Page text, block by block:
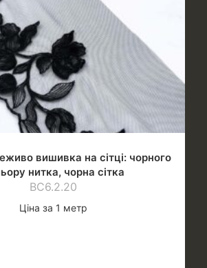
вишивка на сітці: чорного
нитка, чорна сітка
ВС6.2.20
Ціна за 1 метр